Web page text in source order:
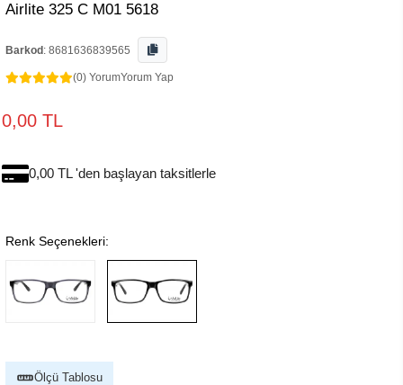
Airlite 325 C M01 5618
Barkod : 8681636839565
(0) YorumYorum Yap
0,00 TL
0,00 TL 'den başlayan taksitlerle
Renk Seçenekleri:
Ölçü Tablosu